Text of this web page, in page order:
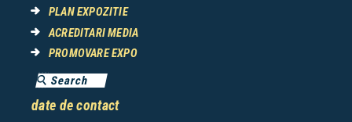
PLAN EXPOZITIE
ACREDITARI MEDIA
PROMOVARE EXPO
date de contact